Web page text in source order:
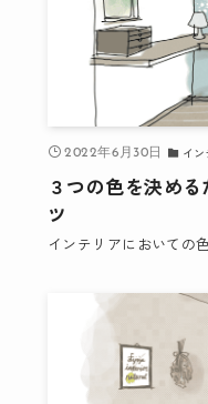
３つの色を決め
ツ
インテリアにおいての
2022年6月30日 イ